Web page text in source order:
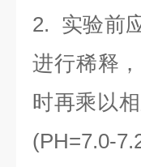
2. 实验前
进行稀释
时再乘以
(PH=7.0-